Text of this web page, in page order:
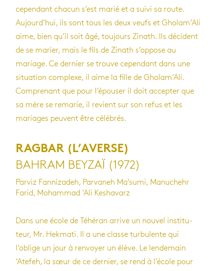
cepen­dant cha­cun s’est marié et a suivi sa route.
Aujour­d’hui, ils sont tous les deux veufs et Gho­lam’Ali
aime, bien qu’il soit âgé, tou­jours Zinath. Ils décident
de se marier, mais le fils de Zinath s’op­pose au
mariage. Ce der­nier se trouve cepen­dant dans une
situa­tion com­plexe, il aime la fille de Gho­lam’Ali.
Com­pre­nant que pour l’épou­ser il doit accep­ter que
sa mère se rema­rie, il revient sur son refus et les
mariages peuvent être célé­brés.
RAGBAR (L’AVERSE)
BAHRAM BEYZAÏ (1972)
Parviz Fannizadeh, Parvaneh Ma’sumi, Manuchehr
Farid, Mohammad ‘Ali Keshavarz
Dans une école de Téhé­ran arrive un nou­vel ins­ti­tu­
teur, Mr. Hek­mati. Il a une classe tur­bu­lente qui
l’oblige un jour à ren­voyer un élève. Le len­de­main
‘Ate­feh, la sœur de ce der­nier, se rend à l’école pour